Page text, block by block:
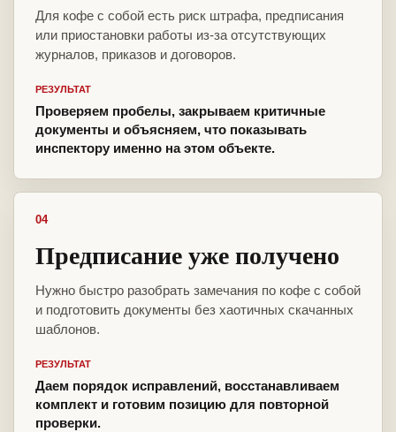
Для кофе с собой есть риск штрафа, предписания
или приостановки работы из-за отсутствующих
журналов, приказов и договоров.
РЕЗУЛЬТАТ
Проверяем пробелы, закрываем критичные
документы и объясняем, что показывать
инспектору именно на этом объекте.
04
Предписание уже получено
Нужно быстро разобрать замечания по кофе с собой
и подготовить документы без хаотичных скачанных
шаблонов.
РЕЗУЛЬТАТ
Даем порядок исправлений, восстанавливаем
комплект и готовим позицию для повторной
проверки.